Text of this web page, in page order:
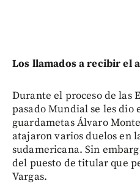
Los llamados a recibir el
Durante el proceso de las
pasado Mundial se les dio
guardametas Álvaro
atajaron varios duelos en
sudamericana. Sin
del puesto de titular que
Vargas.